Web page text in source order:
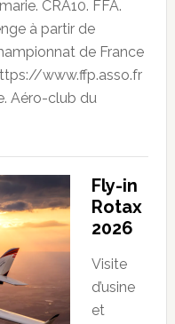
CRA10. FFA.
à partir de
de France
www.ffp.asso.fr
Aéro-club du
Fly-in
Rotax
2026
Visite
d’usine
et